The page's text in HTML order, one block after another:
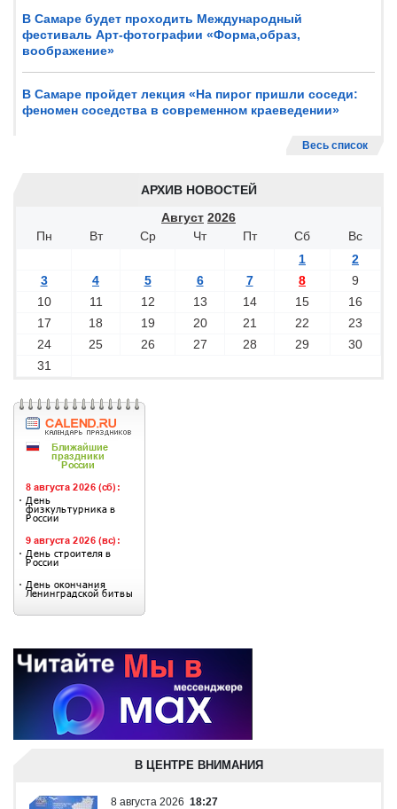
В Самаре будет проходить Международный
фестиваль Арт-фотографии «Форма,образ,
воображение»
В Самаре пройдет лекция «На пирог пришли соседи:
феномен соседства в современном краеведении»
Весь список
АРХИВ НОВОСТЕЙ
Август 2026
Пн
Вт Ср Чт Пт Сб
Вс
1
2
3
4 5 6 7 8
9
10
11 12 13 14 15
16
17
18 19 20 21 22
23
24
25 26 27 28 29
30
31
В ЦЕНТРЕ ВНИМАНИЯ
8 августа 2026 18:27